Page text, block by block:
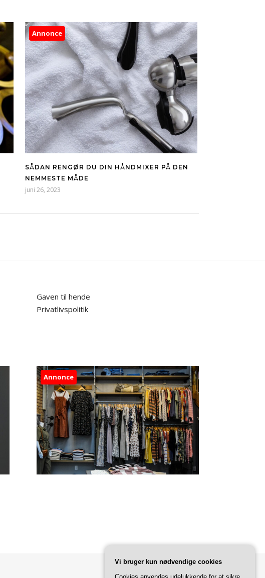
Annonce
SÅDAN RENGØR DU DIN HÅNDMIXER PÅ DEN
NEMMESTE MÅDE
juni 26, 2023
Gaven til hende
Privatlivspolitik
Annonce
Vi bruger kun nødvendige cookies